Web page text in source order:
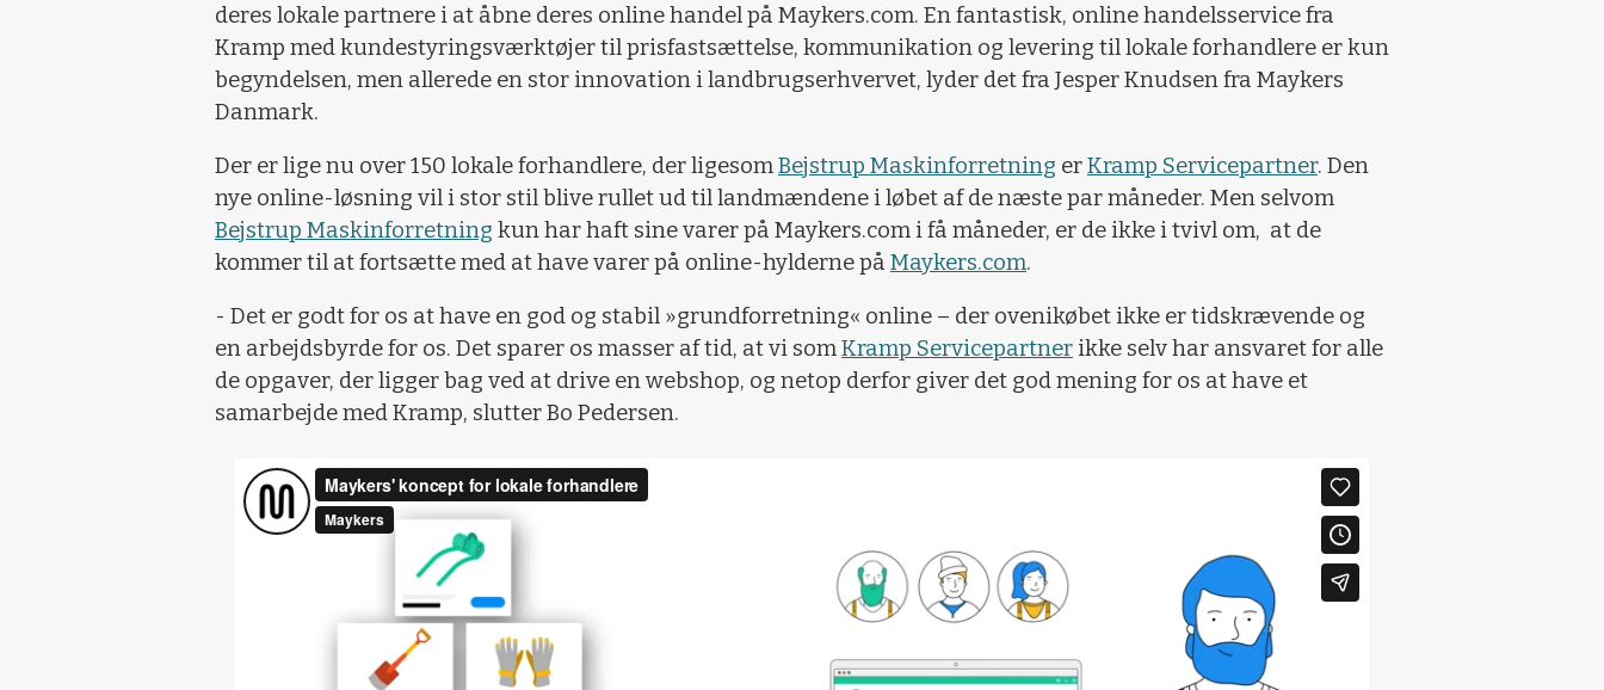
deres lokale partnere i at åbne deres online handel på Maykers.com. En fantastisk, online handelsservice fra
Kramp med kundestyringsværktøjer til prisfastsættelse, kommunikation og levering til lokale forhandlere er kun
begyndelsen, men allerede en stor innovation i landbrugserhvervet, lyder det fra Jesper Knudsen fra Maykers
Danmark.
Der er lige nu over 150 lokale forhandlere, der ligesomBejstrup Maskinforretning erKramp Servicepartner. Den
nye online-løsning vil i stor stil blive rullet ud til landmændene i løbet af de næste par måneder. Men selvom
Bejstrup Maskinforretning kun har haft sine varer på Maykers.com i få måneder, er de ikke i tvivl om, at de
kommer til at fortsætte med at have varer på online-hylderne på Maykers.com.
- Det er godt for os at have en god og stabil »grundforretning« online – der ovenikøbet ikke er tidskrævende og
en arbejdsbyrde for os. Det sparer os masser af tid, at vi somKramp Servicepartner ikke selv har ansvaret for alle
de opgaver, der ligger bag ved at drive en webshop, og netop derfor giver det god mening for os at have et
samarbejde med Kramp, slutter Bo Pedersen.